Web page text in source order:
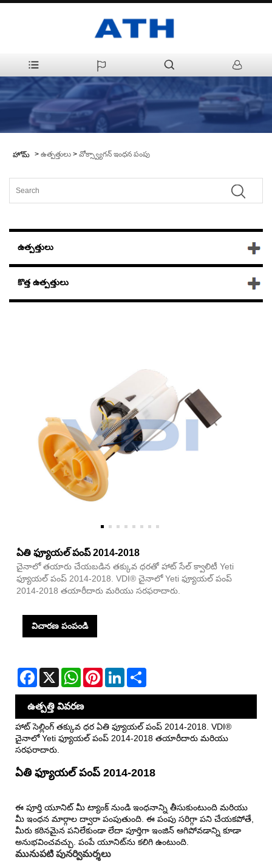
హోమ్ > ఉత్పత్తులు > వోక్స్వ్యాగన్ ఇంధన పంపు
ఉత్పత్తులు
కొత్త ఉత్పత్తులు
ఏతి ఫ్యూయల్ పంప్ 2014-2018
చైనాలో తయారు చేయబడిన తక్కువ ధరతో హాట్ సేల్ క్వాలిటీ Yeti
ఫ్యూయల్ పంప్ 2014-2018. VDI® చైనాలో Yeti ఫ్యూయల్ పంప్
2014-2018 తయారీదారు మరియు సరఫరాదారు.
విచారణ పంపండి
Facebook
X WhatsAppPinterestLinkedIn
ఉత్పత్తి వివరణ
హాట్ సెల్లింగ్ తక్కువ ధర ఏతి ఫ్యూయల్ పంప్ 2014-2018. VDI®
చైనాలో Yeti ఫ్యూయల్ పంప్ 2014-2018 తయారీదారు మరియు
సరఫరాదారు.
ఏతి ఫ్యూయల్ పంప్ 2014-2018
ఈ పూర్తి యూనిట్ మీ ట్యాంక్ నుండి ఇంధనాన్ని తీసుకుంటుంది మరియు
మీ ఇంధన మార్గాల ద్వారా పంపుతుంది. ఈ పంపు సరిగ్గా పని చేయకపోతే,
మీరు కఠినమైన పనిలేకుండా లేదా పూర్తిగా ఇంజిన్ ఆగిపోవడాన్ని కూడా
అనుభవించవచ్చు. పంపే యూనిట్‌ను కలిగి ఉంటుంది.
మునుపటి పునర్విమర్శలు